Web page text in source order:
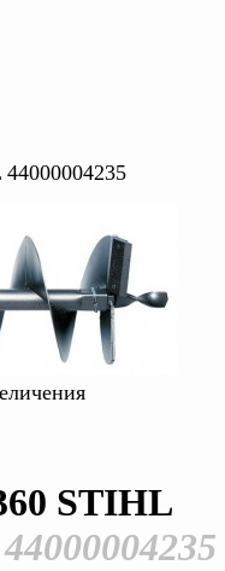
STIHL